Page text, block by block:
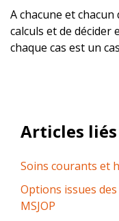
A chacune et
calculs et de décider
chaque cas est un
Articles liés
Soins courants et
Options issues
MSJOP